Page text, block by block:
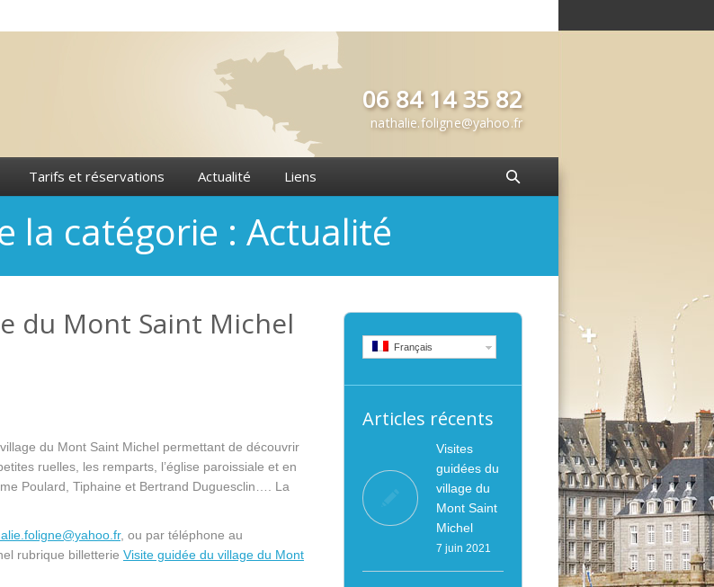
06 84 14 35 82
nathalie.foligne@yahoo.fr
Tarifs et réservations Actualité Liens
la catégorie : Actualité
du Mont Saint Michel
du Mont Saint Michel permettant de découvrir
ruelles, les remparts, l’église paroissiale et en
Poulard, Tiphaine et Bertrand Duguesclin…. La
, ou par téléphone au
rubrique billetterie Visite guidée du village du Mont
Français
Articles récents
Visites
guidées du
village du
Mont Saint
Michel
7 juin 2021